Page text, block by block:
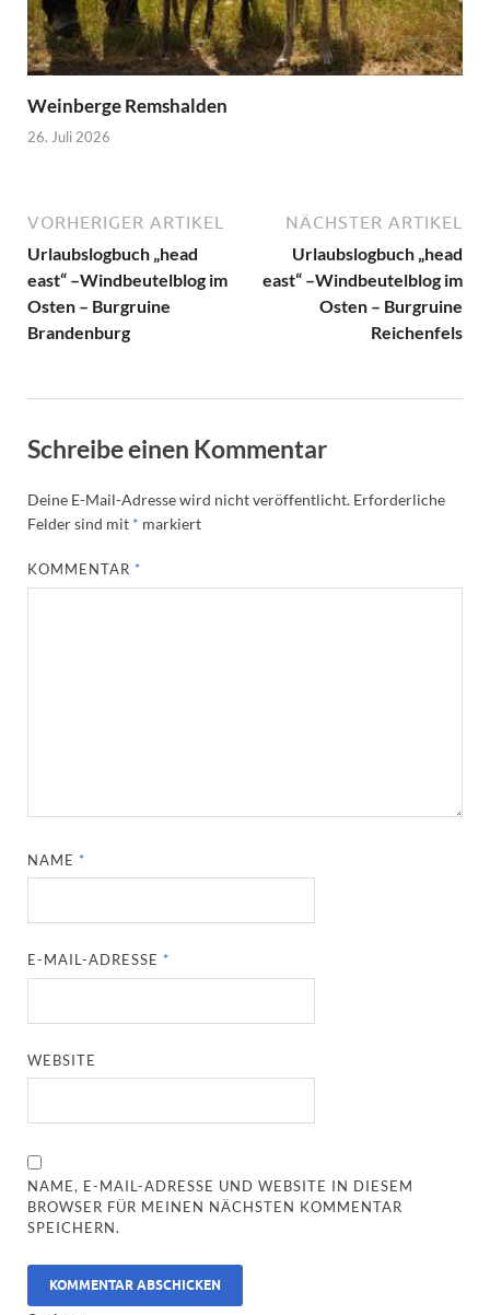
Weinberge Remshalden
26. Juli 2026
VORHERIGER ARTIKEL
Urlaubslogbuch „head
east“ –Windbeutelblog im
Osten – Burgruine
Brandenburg
NÄCHSTER ARTIKEL
Urlaubslogbuch „head
east“ –Windbeutelblog im
Osten – Burgruine
Reichenfels
Schreibe einen Kommentar
Deine E-Mail-Adresse wird nicht veröffentlicht. Erforderliche
Felder sind mit * markiert
KOMMENTAR *
NAME *
E-MAIL-ADRESSE *
WEBSITE
NAME, E-MAIL-ADRESSE UND WEBSITE IN DIESEM
BROWSER FÜR MEINEN NÄCHSTEN KOMMENTAR
SPEICHERN.